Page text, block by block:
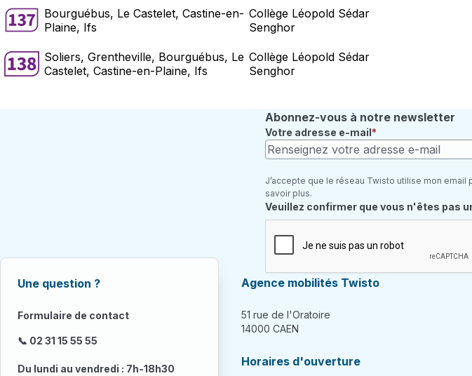
Bourguébus, Le Castelet, Castine-en-
Plaine, Ifs
Collège Léopold Sédar
Senghor
Soliers, Grentheville, Bourguébus, Le
Castelet, Castine-en-Plaine, Ifs
Collège Léopold Sédar
Senghor
Abonnez-vous à notre newsletter
Votre adresse e-mail
J’accepte que le réseau Twisto utilise mon email
savoir plus.
Champ requis
Veuillez confirmer que vous n'êtes pas
Une question ?
Formulaire de contact
📞 02 31 15 55 55
Du lundi au vendredi : 7h-18h30
Agence mobilités Twisto
51 rue de l'Oratoire
14000 CAEN
Horaires d'ouverture